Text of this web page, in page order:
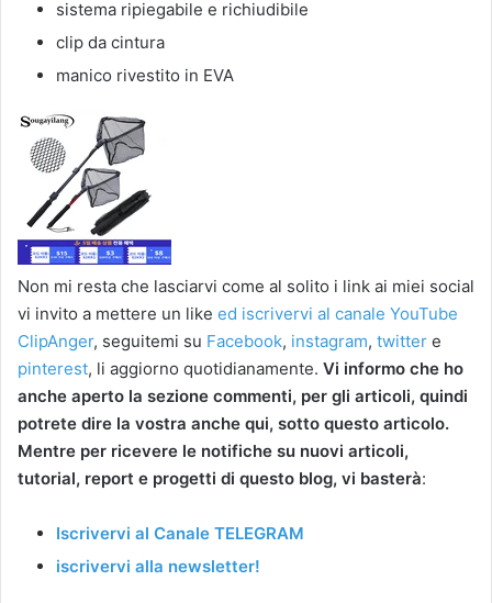
sistema ripiegabile e richiudibile
clip da cintura
manico rivestito in EVA
Non mi resta che lasciarvi come al solito i link ai miei social
vi invito a mettere un like ed iscrivervi al canale YouTube
ClipAnger, seguitemi su Facebook, instagram, twitter e
pinterest, li aggiorno quotidianamente. Vi informo che ho
anche aperto la sezione commenti, per gli articoli, quindi
potrete dire la vostra anche qui, sotto questo articolo.
Mentre per ricevere le notifiche su nuovi articoli,
tutorial, report e progetti di questo blog, vi basterà:
Iscrivervi al Canale TELEGRAM
iscrivervi alla newsletter!